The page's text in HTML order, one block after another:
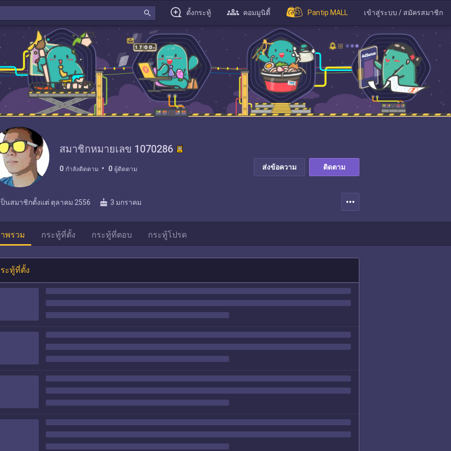
search ตั้งกระทู้ คอมมูนิตี้ Pantip MALL เข้าสู่ระบบ / สมัครสมาชิก
สมาชิกหมายเลข 1070286
0 กำลังติดตาม 0 ผู้ติดตาม ส่งข้อความ ติดตาม
ป็นสมาชิกตั้งแต่ ตุลาคม 2556 cake 3 มกราคม more_horiz
พรวม กระทู้ที่ตั้ง กระทู้ที่ตอบ กระทู้โปรด
ะทู้ที่ตั้ง